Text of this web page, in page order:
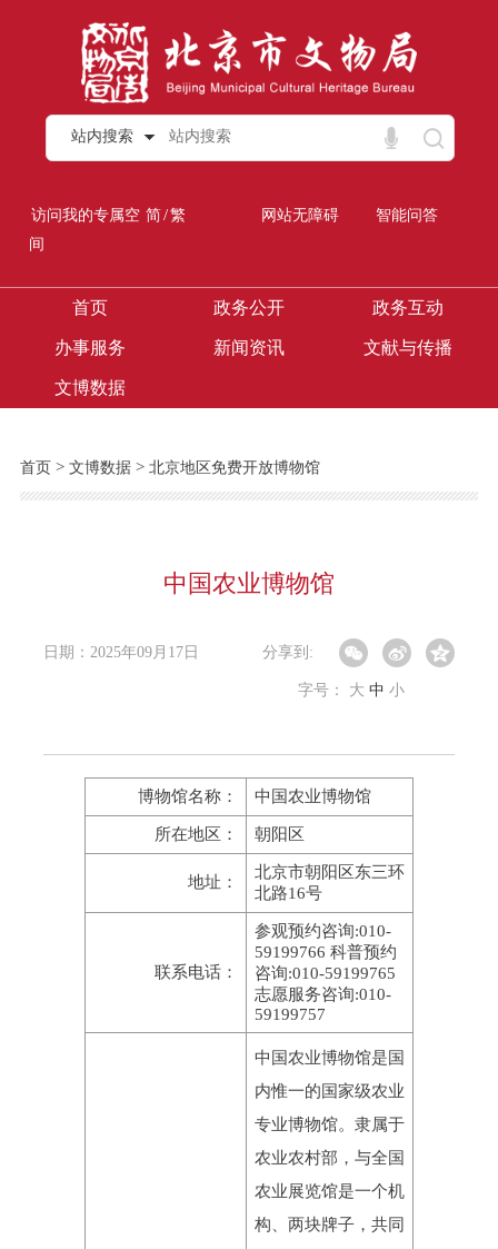
站内搜索
访问我的专属空
间
简/繁 网站无障碍 智能问答
首页 政务公开 政务互动
办事服务 新闻资讯 文献与传播
文博数据
首页> 文博数据> 北京地区免费开放博物馆
中国农业博物馆
日期：2025年09月17日 分享到:
字号： 大 中 小
博物馆名称： 中国农业博物馆
所在地区： 朝阳区
地址：
北京市朝阳区东三环
北路16号
联系电话：
参观预约咨询:010-
59199766 科普预约
咨询:010-59199765
志愿服务咨询:010-
59199757
中国农业博物馆是国
内惟一的国家级农业
专业博物馆。隶属于
农业农村部，与全国
农业展览馆是一个机
构、两块牌子，共同